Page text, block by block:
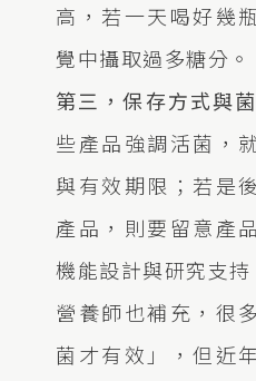
高，若一天喝好幾
覺中攝取過多糖分。
第三，保存方式與
些產品強調活菌，
與有效期限；若是
產品，則要留意產
機能設計與研究支持
營養師也補充，很
菌才有效」，但近